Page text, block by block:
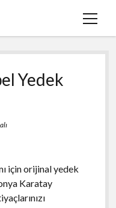
menüyü
Yedek
için orijinal yedek
Karatay